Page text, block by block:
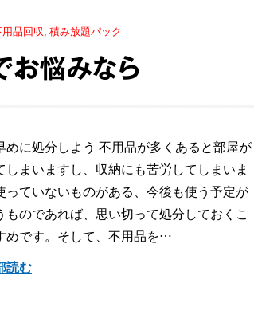
品回収 積み放題パック
お悩みなら
めに処分しよう 不用品が多くあると部屋が
しまいますし、収納にも苦労してしまいま
っていないものがある、今後も使う予定が
ものであれば、思い切って処分しておくこ
めです。そして、不用品を…
読む